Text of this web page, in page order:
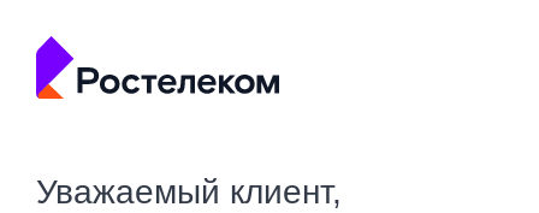
Уважаемый клиент,